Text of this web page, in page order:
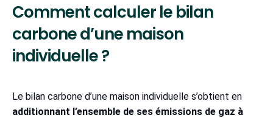
Comment calculer le bilan
carbone d’une maison
individuelle ?
Le bilan carbone d’une maison individuelle s’obtient en
additionnant l’ensemble de ses émissions de gaz à